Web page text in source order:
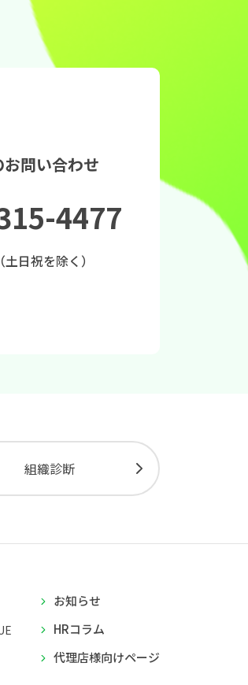
問い合わせ
4477
日祝を除く）
組織診断
お知らせ
HRコラム
代理店様向けページ